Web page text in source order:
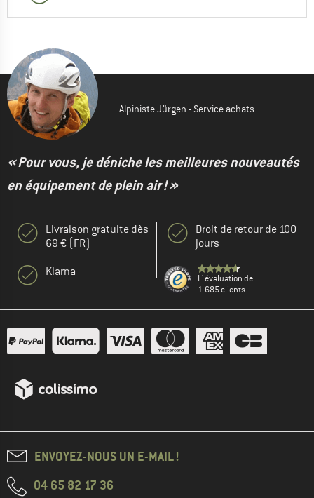
Alpiniste Jürgen - Service achats
« Pour vous, je déniche les meilleures nouveautés
en équipement de plein air ! »
Livraison gratuite dès
69 € (FR)
Klarna
Droit de retour de 100
jours
L' évaluation de
1.685 clients
ENVOYEZ-NOUS UN E-MAIL !
04 65 82 17 36